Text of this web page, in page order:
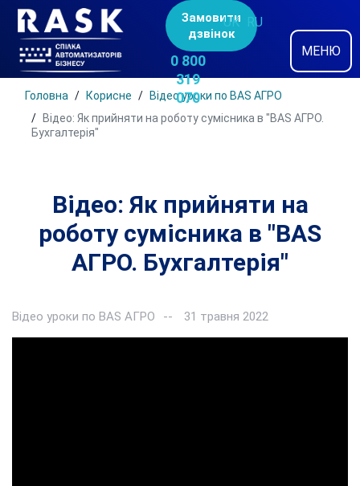
Замовити
дзвінок
0 800
319
070
UK RU
МЕНЮ
Головна Корисне
Відео уроки по BAS АГРО
Відео: Як прийняти на роботу сумісника в "BAS АГРО.
Бухгалтерія"
Відео: Як прийняти на
роботу сумісника в "BAS
АГРО. Бухгалтерія"
Відео уроки по BAS АГРО 31 травня 2022